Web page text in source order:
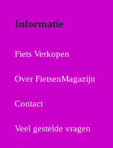
Informatie
Fiets Verkopen
Over FietsenMagazijn
Contact
Veel gestelde vragen